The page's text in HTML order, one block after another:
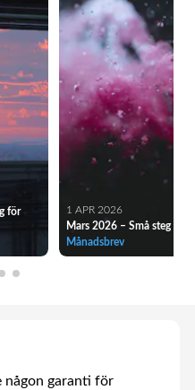
för
1 APR 2026
Mars 2026 – Små steg i
Månadsbrev
någon garanti för